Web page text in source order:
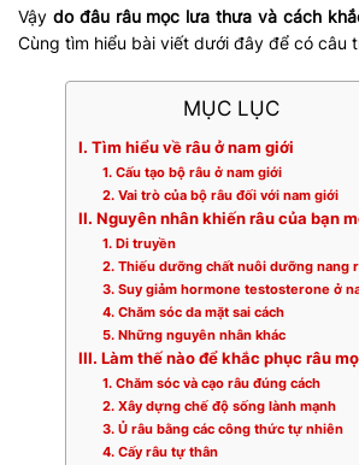
Vậy do đâu râu mọc lưa thưa và cách
Cùng tìm hiểu bài viết dưới đây để có câu
MỤC LỤC
I. Tìm hiểu về râu ở nam giới
1. Cấu tạo bộ râu ở nam giới
2. Vai trò của bộ râu đối với nam giới
II. Nguyên nhân khiến râu của bạn
1. Di truyền
2. Thiếu dưỡng chất nuôi dưỡng nang
3. Suy giảm hormone testosterone ở
4. Chăm sóc da mặt sai cách
5. Những nguyên nhân khác
III. Làm thế nào để khắc phục râu
1. Chăm sóc và cạo râu đúng cách
2. Xây dựng chế độ sống lành mạnh
3. Ủ râu bằng các công thức tự nhiên
4. Cấy râu tự thân